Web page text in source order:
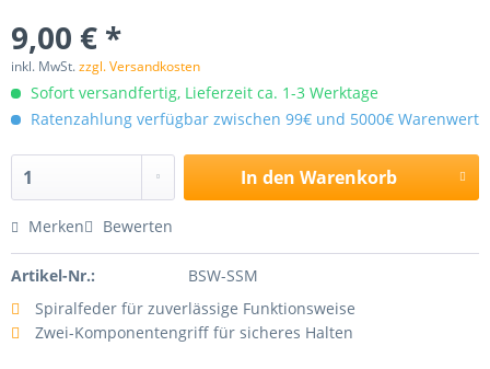
9,00 € *
inkl. MwSt.zzgl. Versandkosten
Sofort versandfertig, Lieferzeit ca. 1-3 Werktage
Ratenzahlung verfügbar zwischen 99€ und 5000€ Warenwert
In den Warenkorb
Merken Bewerten
Artikel-Nr.:
BSW-SSM
Spiralfeder für zuverlässige Funktionsweise
Zwei-Komponentengriff für sicheres Halten